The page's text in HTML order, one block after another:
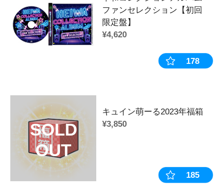
コ】
南国育ち かぎっ娘キーホルダーア
ツ】
南国育ち かぎっ娘キーホルダーア
南国育ち かぎっ娘キーホルダーア
り】
→→その他のかぎっ娘はこちら←←
◆商品カテゴリー